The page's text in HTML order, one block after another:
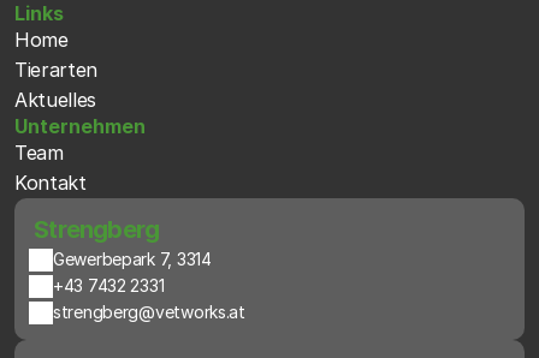
Links
Home
Tierarten
Aktuelles
Unternehmen
Team
Kontakt
Strengberg
Gewerbepark 7, 3314
+43 7432 2331
strengberg@vetworks.at